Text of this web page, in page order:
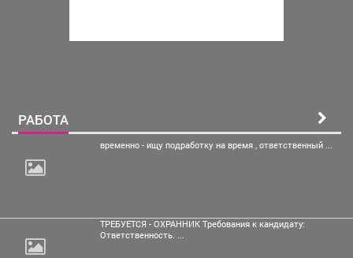
РАБОТА
временно - ищу подработку на время , ответственный ...
ТРЕБУЕТСЯ - ОХРАННИК Требования к кандидату:
Ответственность. ...